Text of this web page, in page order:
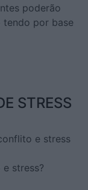
poderão
tendo por base
STRESS
e stress
stress?